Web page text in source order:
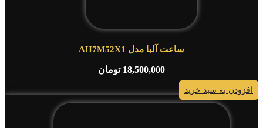
ساعت آلبا مدل AH7M52X1
18,500,000 تومان
افزودن به سبد خرید